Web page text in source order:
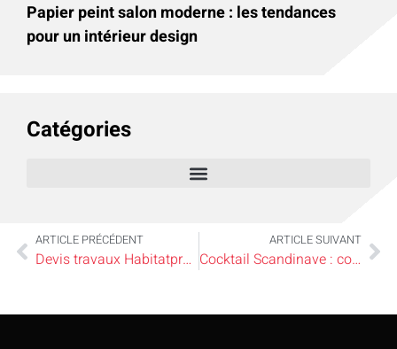
Papier peint salon moderne : les tendances
pour un intérieur design
Catégories
ARTICLE PRÉCÉDENT
Devis travaux Habitatpresto : comment choisir un artisan RGE pour l’isolation des combles en copropriété ?
ARTICLE SUIVANT
Cocktail Scandinave : comment choisir une table en bois massif adaptée à une salle à manger nordique ?